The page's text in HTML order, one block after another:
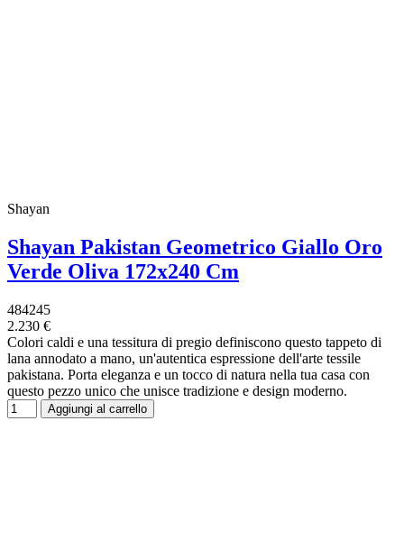
Shayan
Shayan Pakistan Geometrico Giallo Oro
Verde Oliva 172x240 Cm
484245
2.230 €
Colori caldi e una tessitura di pregio definiscono questo tappeto di
lana annodato a mano, un'autentica espressione dell'arte tessile
pakistana. Porta eleganza e un tocco di natura nella tua casa con
questo pezzo unico che unisce tradizione e design moderno.
Aggiungi al carrello